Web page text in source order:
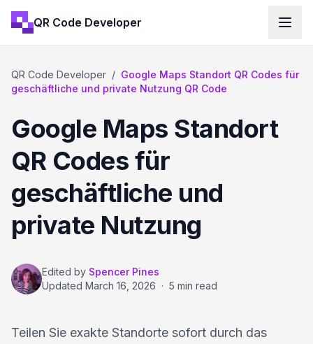
QR Code Developer
QR Code Developer / Google Maps Standort QR Codes für
geschäftliche und private Nutzung QR Code
Google Maps Standort
QR Codes für
geschäftliche und
private Nutzung
Edited by Spencer Pines
Updated March 16, 2026 · 5 min read
Teilen Sie exakte Standorte sofort durch das